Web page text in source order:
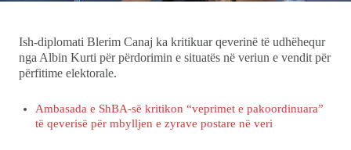
DuVideo
Ish-diplomati Blerim Canaj ka kritikuar qeverinë të udhëhequr
nga Albin Kurti për përdorimin e situatës në veriun e vendit për
përfitime elektorale.
Ambasada e ShBA-së kritikon “veprimet e pakoordinuara”
të qeverisë për mbylljen e zyrave postare në veri